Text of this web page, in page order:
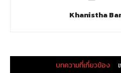
Khanistha
บทความที่เกี่ยวข้อง